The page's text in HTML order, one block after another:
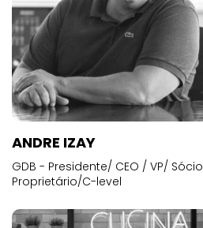
ANDRE IZAY
GDB - Presidente/ CEO / VP/ Sócio
Proprietário/C-level